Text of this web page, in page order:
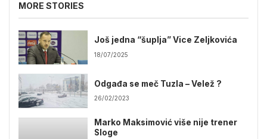
MORE STORIES
Još jedna “šuplja” Vice Zeljkovića
18/07/2025
Odgađa se meč Tuzla – Velež ?
26/02/2023
Marko Maksimović više nije trener
Sloge